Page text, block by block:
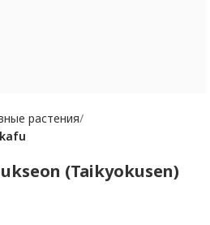
растения
(Taikyokusen)